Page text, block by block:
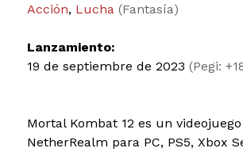
Acción, Lucha (Fantasía)
Lanzamiento:
19 de septiembre de 2023 (Pegi:
Mortal Kombat 12 es un
NetherRealm para PC, PS5, Xbox